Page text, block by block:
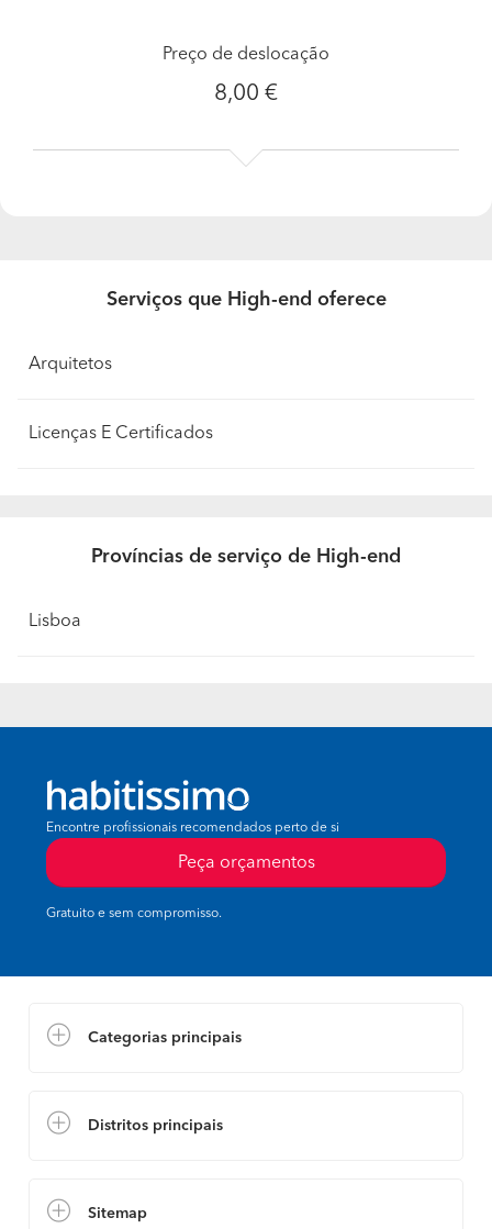
Preço de deslocação
8,00 €
Serviços que High-end oferece
Arquitetos
Licenças E Certificados
Províncias de serviço de High-end
Lisboa
Encontre profissionais recomendados perto de si
Peça orçamentos
Gratuito e sem compromisso.
Categorias principais
Distritos principais
Sitemap